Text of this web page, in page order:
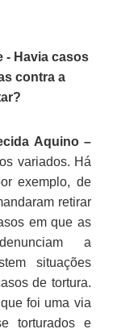
- Havia casos
contra a
Aquino –
variados. Há
exemplo, de
retirar
em que as
a
situações
de tortura.
foi uma via
torturados e